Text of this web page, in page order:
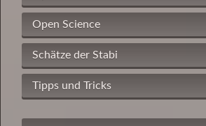
Open Science
Schätze der Stabi
Tipps und Tricks